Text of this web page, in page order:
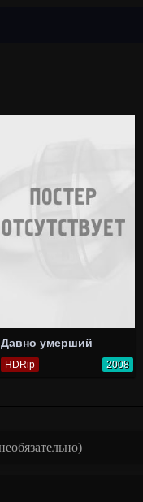
Давно умерший
HDRip 2008